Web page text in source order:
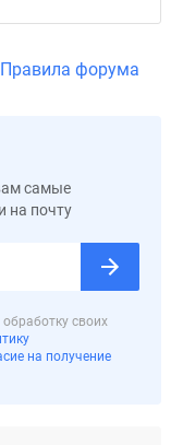
Правила форума
самые
на почту
своих
на получение